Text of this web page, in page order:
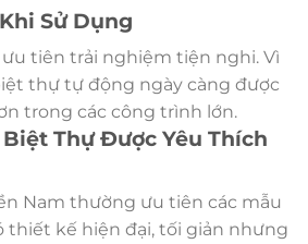
Sử Dụng
tiên trải nghiệm tiện nghi. Vì
thự tự động ngày càng được
trong các công trình lớn.
Thự Được Yêu Thích
Nam thường ưu tiên các mẫu
thiết kế hiện đại, tối giản nhưng